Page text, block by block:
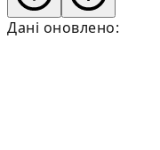
Дані оновлено: